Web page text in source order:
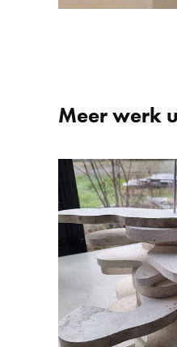
Meer werk
Toren met
Periode